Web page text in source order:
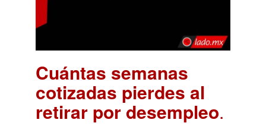
Cuántas semanas
cotizadas pierdes al
retirar por desempleo.